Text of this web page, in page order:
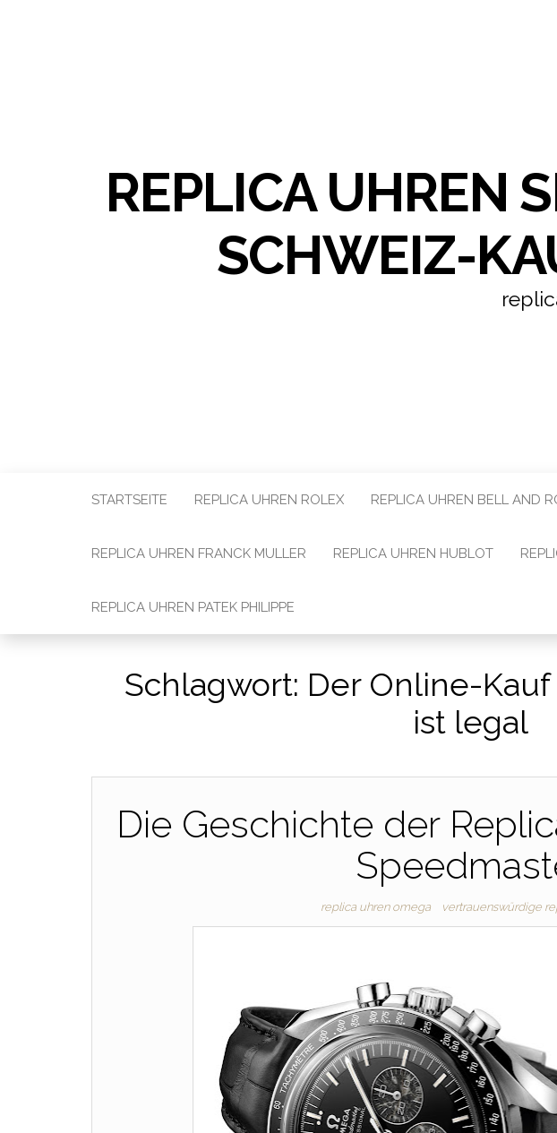
REPLICA UHREN
SCHWEIZ-
STARTSEITE REPLICA UHREN ROLEX REPLICA UHREN BELL AND
REPLICA UHREN FRANCK MULLER REPLICA UHREN HUBLOT
REPLICA UHREN PATEK PHILIPPE
Schlagwort: Der Online-
ist legal
Die Geschichte der
replica uhren omega vertrauenswürdige